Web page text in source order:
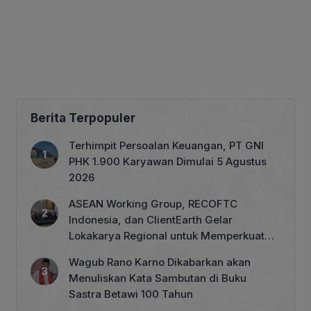
Berita Terpopuler
Terhimpit Persoalan Keuangan, PT GNI
PHK 1.900 Karyawan Dimulai 5 Agustus
2026
ASEAN Working Group, RECOFTC
Indonesia, dan ClientEarth Gelar
Lokakarya Regional untuk Memperkuat
Wagub Rano Karno Dikabarkan akan
Menuliskan Kata Sambutan di Buku
Sastra Betawi 100 Tahun